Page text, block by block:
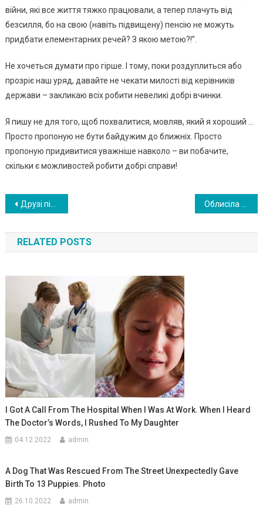
війни, які все життя тяжко працювали, а тепер плачуть від
безсилля, бо на свою (навіть підвищену) пенсію не можуть
придбати елементарних речей? З якою метою?!”.
Не хочеться думати про гірше. І тому, поки роздуплиться або
прозріє наш уряд, давайте не чекати милості від керівників
держави – закликаю всіх робити невеликі добрі вчинки.
Я пишу не для того, щоб похвалитися, мовляв, який я хороший …
Просто пропоную не бути байдужим до ближніх. Просто
пропоную придивитися уважніше навколо – ви побачите,
скільки є можливостей робити добрі справи!
Навигация
по
записям
Друзі підтримаймо сироту!! 20-річна українка покинула навчання і поїхала в село доглядати шістьох дітей. ФОТО
RELATED POSTS
I Got A Call From The Hospital When I Was At Work. When I Heard
The Doctor’s Words, I Rushed To My Daughter
04.12.2022 admin
A Dog That Was Rescued From The Street Unexpectedly Gave
Birth To 13 Puppies. Photo
26.10.2022 admin